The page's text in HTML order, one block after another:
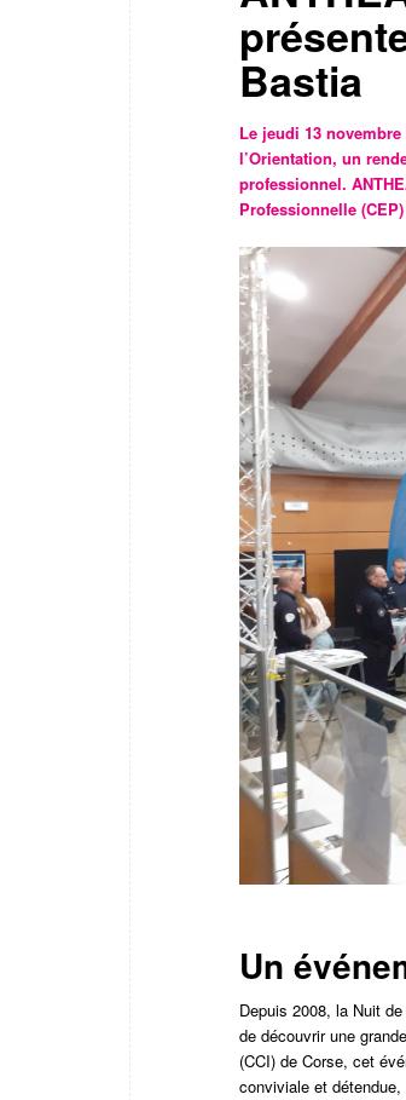
Bastia
Le jeudi 13
l’Orientation, un
professionnel.
Professionnelle
Un
Depuis 2008, la Nuit
de découvrir une
(CCI) de Corse, cet
conviviale et